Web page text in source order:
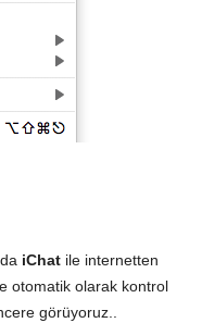
iChat ile internetten
otomatik olarak kontrol
görüyoruz..